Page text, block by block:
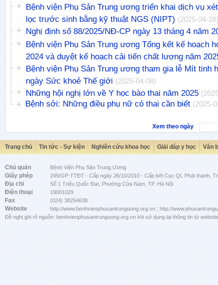
Bệnh viện Phụ Sản Trung ương triển khai dịch vụ
lọc trước sinh bằng kỹ thuật NGS (NIPT) (2025-04-28)
Nghị định số 88/2025/NĐ-CP ngày 13 tháng 4 năm
Bệnh viện Phụ Sản Trung ương Tổng kết kế hoạch
2024 và duyệt kế hoạch cải tiến chất lượng năm
Bệnh viện Phụ Sản Trung ương tham gia lễ Mít tinh
ngày Sức khoẻ Thế giới (2025-04-08)
Những hội nghị lớn về Y học bào thai năm 2025
Bệnh sởi: Những điều phụ nữ có thai cần biết (2025-
Xem theo ngày
Trang chủ Tin tức - Sự kiện Nghiên cứu khoa học Giải đáp y học Văn
Chủ quản Bệnh Viện Phụ Sản Trung Ương
Giấy phép 245/GP-TTĐT - Cấp ngày 26/10/2010 - Cấp bởi Cục QL Phát thanh,
Địa chỉ Số 1 Triệu Quốc Đạt, Phường Cửa Nam, TP. Hà Nội
Điện thoại 19001029
Fax (024) 38254638
Website
http://www.benhvienphusantrunguong.org.vn ; http://
Đề nghị ghi rõ nguồn: benhvienphusantrunguong.org.vn khi sử dụng lại thông tin từ